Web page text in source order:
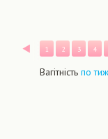
Назад
1 2 3 4
Вагітність по